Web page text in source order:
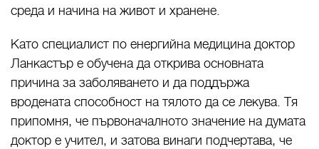
среда и начина на живот и хранене.
Като специалист по енергийна медицина доктор
Ланкастър е обучена да открива основната
причина за заболяването и да поддържа
вродената способност на тялото да се лекува. Тя
припомня, че първоначалното значение на думата
доктор е учител, и затова винаги подчертава, че